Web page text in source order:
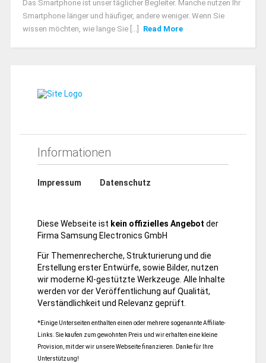
Das Smartphone ist unser täglicher Begleiter. Manche nutzen Ihr
Smartphone länger und häufiger, andere weniger. Wenn Sie
wissen möchten, wie lange Sie [...]
Read More
Informationen
Impressum Datenschutz
Diese Webseite ist kein offizielles Angebot der
Firma Samsung Electronics GmbH
Für Themenrecherche, Strukturierung und die
Erstellung erster Entwürfe, sowie Bilder, nutzen
wir moderne KI-gestützte Werkzeuge. Alle Inhalte
werden vor der Veröffentlichung auf Qualität,
Verständlichkeit und Relevanz geprüft.
*Einige Unterseiten enthalten einen oder mehrere sogenannte Affiliate-
Links. Sie kaufen zum gewohnten Preis und wir erhalten eine kleine
Provision, mit der wir unsere Webseite finanzieren. Danke für Ihre
Unterstützung!